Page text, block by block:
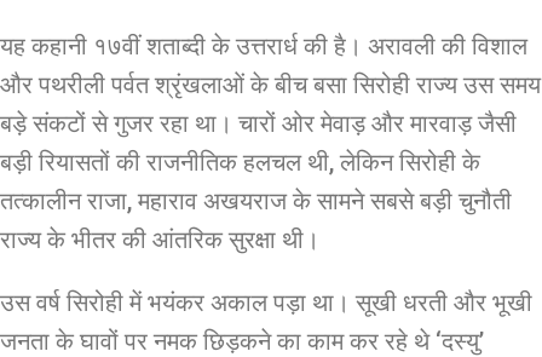
यह कहानी १७वीं शताब्दी के उत्तरार्ध की है। अरावली की विशाल
और पथरीली पर्वत श्रृंखलाओं के बीच बसा सिरोही राज्य उस समय
बड़े संकटों से गुजर रहा था। चारों ओर मेवाड़ और मारवाड़ जैसी
बड़ी रियासतों की राजनीतिक हलचल थी, लेकिन सिरोही के
तत्कालीन राजा, महाराव अखयराज के सामने सबसे बड़ी चुनौती
राज्य के भीतर की आंतरिक सुरक्षा थी।
उस वर्ष सिरोही में भयंकर अकाल पड़ा था। सूखी धरती और भूखी
जनता के घावों पर नमक छिड़कने का काम कर रहे थे ‘दस्यु’